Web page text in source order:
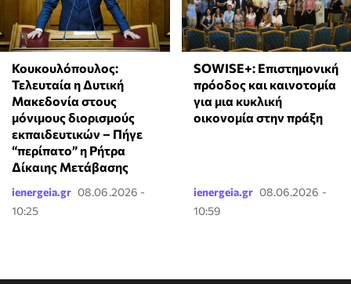
Κουκουλόπουλος:
Τελευταία η Δυτική
Μακεδονία στους
μόνιμους διορισμούς
εκπαιδευτικών – Πήγε
“περίπατο” η Ρήτρα
Δίκαιης Μετάβασης
ienergeia.gr 08.06.2026 -
10:25
SOWISE+: Επιστημονική
πρόοδος και καινοτομία
για μια κυκλική
οικονομία στην πράξη
ienergeia.gr 08.06.2026 -
10:59